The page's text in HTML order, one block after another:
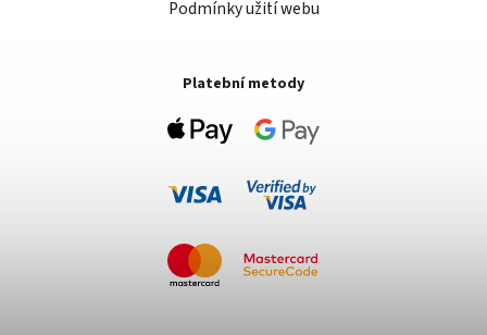
Podmínky užití webu
Platební metody